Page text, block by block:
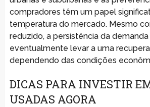
compradores têm um papel
temperatura do mercado. Mesmo
reduzido, a persistência da
eventualmente levar a uma
dependendo das condições
DICAS PARA INVESTIR
USADAS AGORA